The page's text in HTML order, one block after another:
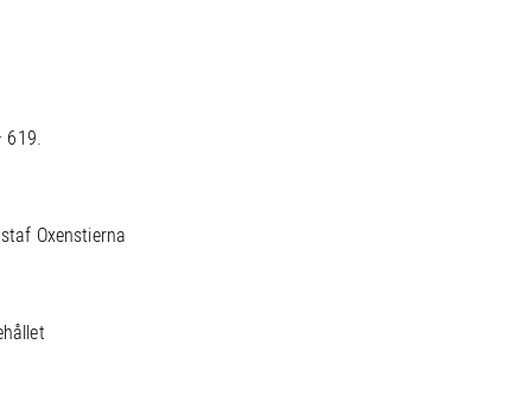
619.
Oxenstierna